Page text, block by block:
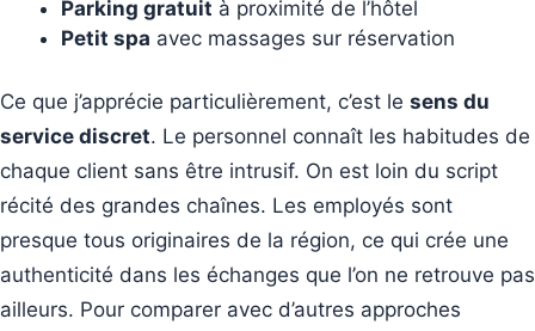
Parking gratuit à proximité de l’hôtel
Petit spa avec massages sur réservation
Ce que j’apprécie particulièrement, c’est le sens du
service discret. Le personnel connaît les habitudes de
chaque client sans être intrusif. On est loin du script
récité des grandes chaînes. Les employés sont
presque tous originaires de la région, ce qui crée une
authenticité dans les échanges que l’on ne retrouve pas
ailleurs. Pour comparer avec d’autres approches